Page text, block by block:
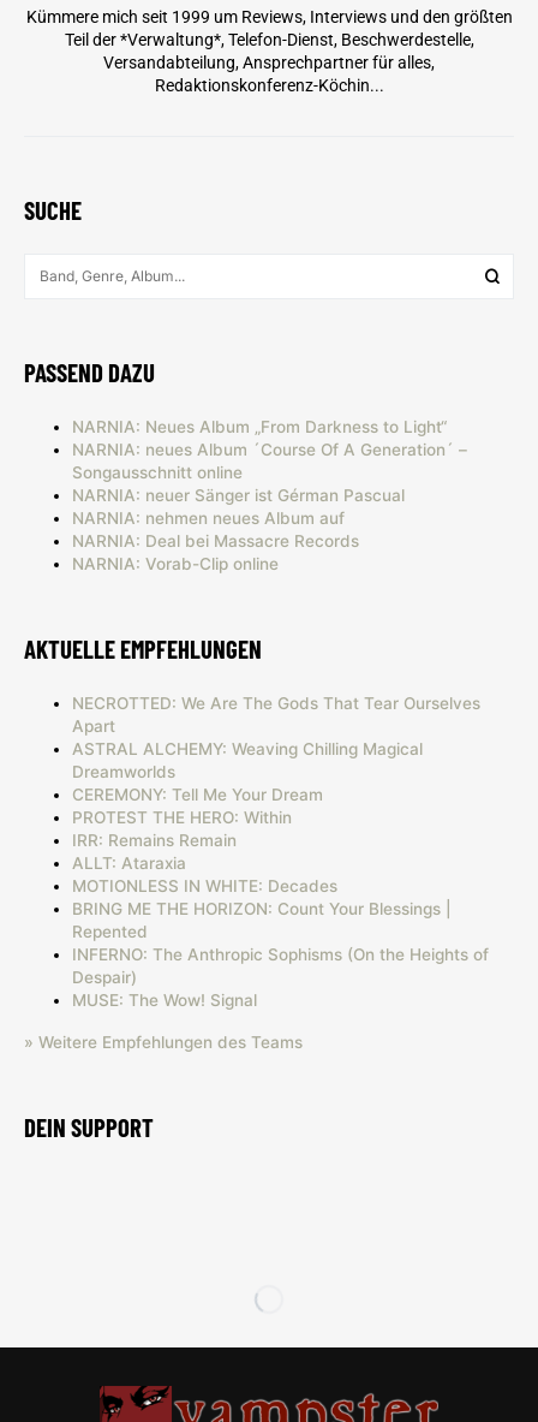
Kümmere mich seit 1999 um Reviews, Interviews und den größten
Teil der *Verwaltung*, Telefon-Dienst, Beschwerdestelle,
Versandabteilung, Ansprechpartner für alles,
Redaktionskonferenz-Köchin...
SUCHE
PASSEND DAZU
NARNIA: Neues Album „From Darkness to Light“
NARNIA: neues Album ´Course Of A Generation´ –
Songausschnitt online
NARNIA: neuer Sänger ist Gérman Pascual
NARNIA: nehmen neues Album auf
NARNIA: Deal bei Massacre Records
NARNIA: Vorab-Clip online
AKTUELLE EMPFEHLUNGEN
NECROTTED: We Are The Gods That Tear Ourselves
Apart
ASTRAL ALCHEMY: Weaving Chilling Magical
Dreamworlds
CEREMONY: Tell Me Your Dream
PROTEST THE HERO: Within
IRR: Remains Remain
ALLT: Ataraxia
MOTIONLESS IN WHITE: Decades
BRING ME THE HORIZON: Count Your Blessings |
Repented
INFERNO: The Anthropic Sophisms (On the Heights of
Despair)
MUSE: The Wow! Signal
» Weitere Empfehlungen des Teams
DEIN SUPPORT